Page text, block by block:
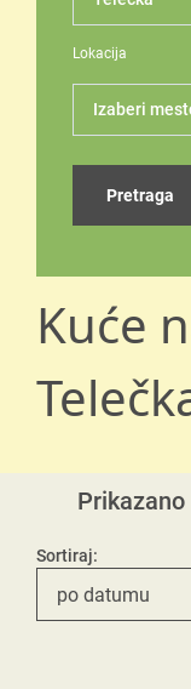
Lokacija
Izaberi
Pretraga
Kuće
Sortiraj:
po datumu